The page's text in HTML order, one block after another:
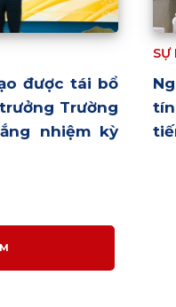
được tái bổ
Trường
nhiệm kỳ
SỰ